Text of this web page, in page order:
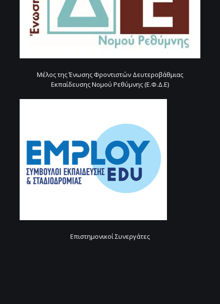
Μέλος της Ένωσης Φροντιστών Δευτεροβάθμιας
Εκπαίδευσης Νομού Ρεθύμνης (Ε.Φ.Δ.Ε)
Επιστημονικοί Συνεργάτες